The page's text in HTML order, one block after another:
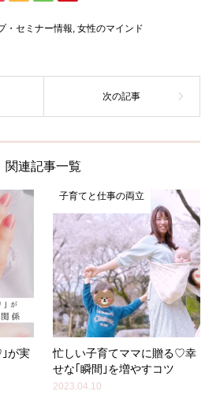
・セミナー情報, 女性のマインド
関連記事一覧
が実
子育てと仕事の両立
忙しい子育てママに贈る♡幸
せな｢瞬間｣を増やすコツ
2023.04.10